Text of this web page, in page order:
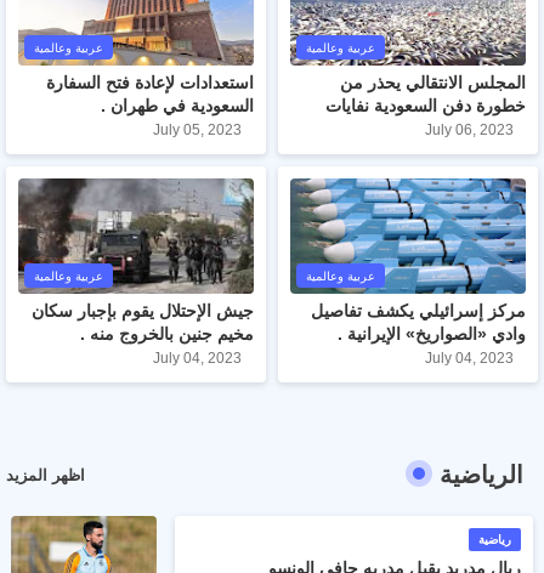
عربية وعالمية
المجلس الانتقالي يحذر من
خطورة دفن السعودية نفايات
نووية .
July 06, 2023
عربية وعالمية
استعدادات لإعادة فتح السفارة
السعودية في طهران .
July 05, 2023
عربية وعالمية
مركز إسرائيلي يكشف تفاصيل
وادي «الصواريخ» الإيرانية .
July 04, 2023
عربية وعالمية
جيش الإحتلال يقوم بإجبار سكان
مخيم جنين بالخروج منه .
July 04, 2023
الرياضية اظهر المزيد
رياضية
ريال مدريد يقيل مدربه جافي الونسو